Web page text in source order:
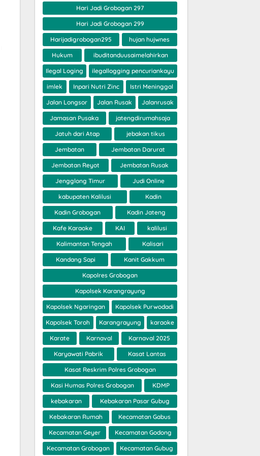
Hari Jadi Grobogan 297
Hari Jadi Grobogan 299
Harijadigrobogan295 hujan hujwnes
Hukum ibuditanduusaimelahirkan
Ilegal Loging ilegallogging pencuriankayu
imlek Inpari Nutri Zinc Istri Meninggal
Jalan Longsor Jalan Rusak Jalanrusak
Jamasan Pusaka jatengdirumahsaja
Jatuh dari Atap jebakan tikus
Jembatan Jembatan Darurat
Jembatan Reyot Jembatan Rusak
Jengglong Timur Judi Online
kabupaten Kalilusi Kadin
Kadin Grobogan Kadin Jateng
Kafe Karaoke KAI kalilusi
Kalimantan Tengah Kalisari
Kandang Sapi Kanit Gakkum
Kapolres Grobogan
Kapolsek Karangrayung
Kapolsek Ngaringan Kapolsek Purwodadi
Kapolsek Toroh Karangrayung karaoke
Karate Karnaval Karnaval 2025
Karyawati Pabrik Kasat Lantas
Kasat Reskrim Polres Grobogan
Kasi Humas Polres Grobogan KDMP
kebakaran Kebakaran Pasar Gubug
Kebakaran Rumah Kecamatan Gabus
Kecamatan Geyer Kecamatan Godong
Kecamatan Grobogan Kecamatan Gubug